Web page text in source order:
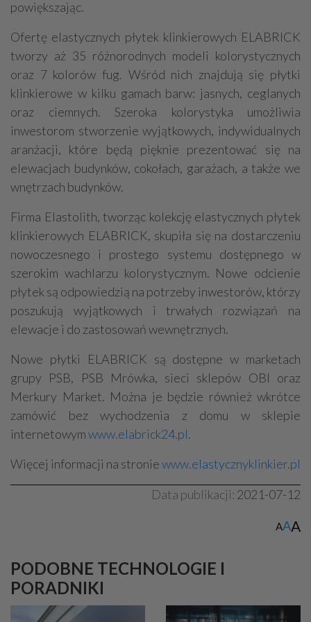
powiększając.
Ofertę elastycznych płytek klinkierowych ELABRICK
tworzy aż 35 różnorodnych modeli kolorystycznych
oraz 7 kolorów fug. Wśród nich znajdują się płytki
klinkierowe w kilku gamach barw: jasnych, ceglanych
oraz ciemnych. Szeroka kolorystyka umożliwia
inwestorom stworzenie wyjątkowych, indywidualnych
aranżacji, które będą pięknie prezentować się na
elewacjach budynków, cokołach, garażach, a także we
wnętrzach budynków.
Firma Elastolith, tworząc kolekcję elastycznych płytek
klinkierowych ELABRICK, skupiła się na dostarczeniu
nowoczesnego i prostego systemu dostępnego w
szerokim wachlarzu kolorystycznym. Nowe odcienie
płytek są odpowiedzią na potrzeby inwestorów, którzy
poszukują wyjątkowych i trwałych rozwiązań na
elewacje i do zastosowań wewnętrznych.
Nowe płytki ELABRICK są dostępne w marketach
grupy PSB, PSB Mrówka, sieci sklepów OBI oraz
Merkury Market. Można je będzie również wkrótce
zamówić bez wychodzenia z domu w sklepie
internetowymwww.elabrick24.pl.
Więcej informacji na stroniewww.elastycznyklinkier.pl
Data publikacji: 2021-07-12
AAA
PODOBNE TECHNOLOGIE I
PORADNIKI